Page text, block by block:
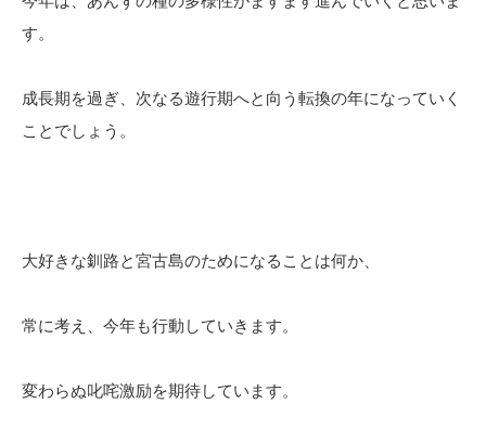
す。
成長期を過ぎ、次なる遊行期へと向う転換の年になっていく
ことでしょう。
大好きな釧路と宮古島のためになることは何か、
常に考え、今年も行動していきます。
変わらぬ叱咤激励を期待しています。